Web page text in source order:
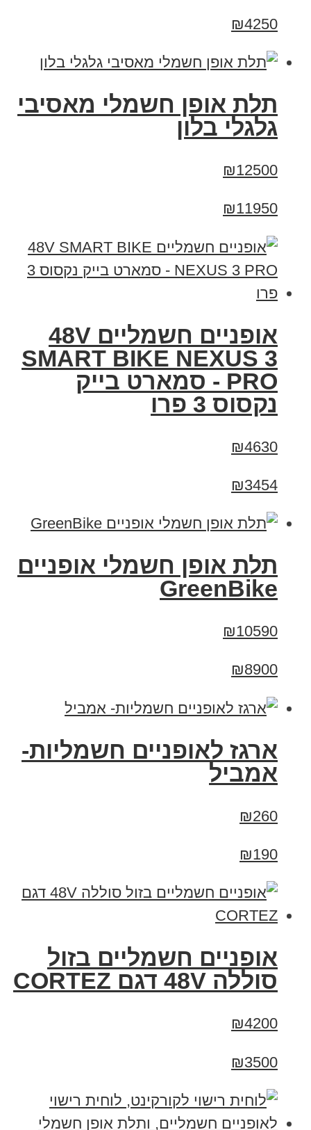
₪4250
תלת אופן חשמלי מאסיבי
גלגלי בלון
₪12500
₪11950
אופניים חשמליים 48V
SMART BIKE NEXUS 3
PRO - סמארט בייק
נקסוס 3 פרו
₪4630
₪3454
תלת אופן חשמלי אופניים
GreenBike
₪10590
₪8900
ארגז לאופניים חשמליות-
אמביל
₪260
₪190
אופניים חשמליים בזול
סוללה 48V דגם CORTEZ
₪4200
₪3500